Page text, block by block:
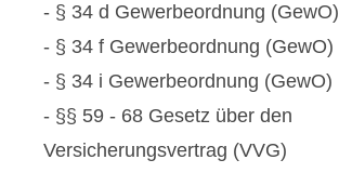
- § 34 d Gewerbeordnung (GewO)
- § 34 f Gewerbeordnung (GewO)
- § 34 i Gewerbeordnung (GewO)
- §§ 59 - 68 Gesetz über den
Versicherungsvertrag (VVG)